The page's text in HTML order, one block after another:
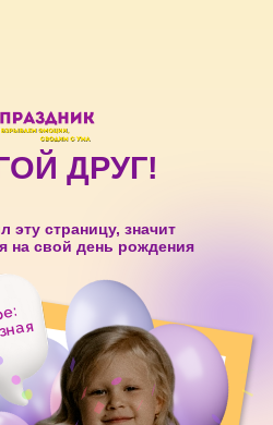
эту страницу, значит
на свой день рождения
ДРУГ!